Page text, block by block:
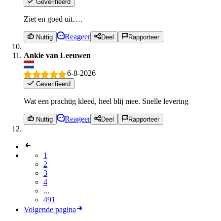
Geverifieerd
Ziet en goed uit….
Nuttig Reageer Deel Rapporteer
Ankie van Leeuwen
6-8-2026
Geverifieerd
Wat een prachtig kleed, heel blij mee. Snelle levering
Nuttig Reageer Deel Rapporteer
1
2
3
4
...
491
Volgende pagina